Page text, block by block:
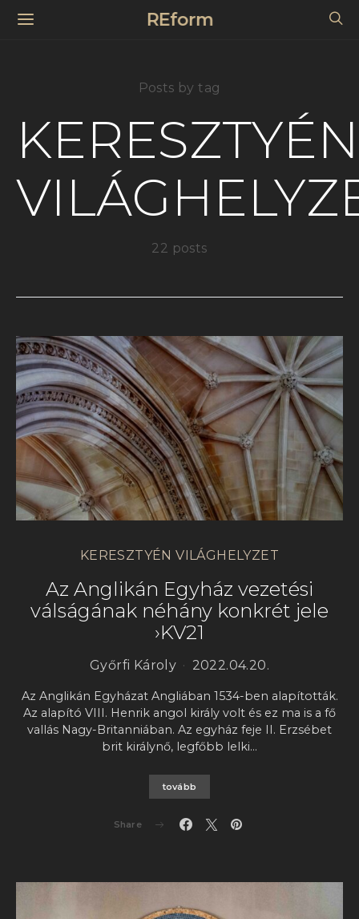
REform
Posts by tag
KERESZTYÉN
22 posts
KERESZTYÉN VILÁGHELYZET
Az Anglikán Egyház vezetési
válságának néhány konkrét jele
›KV21
Győrfi Károly 2022.04.20.
Az Anglikán Egyházat Angliában 1534-ben alapították.
Az alapító VIII. Henrik angol király volt és ez ma is a fő
vallás Nagy-Britanniában. Az egyház feje II. Erzsébet
brit királynő, legfőbb lelki…
tovább
Share